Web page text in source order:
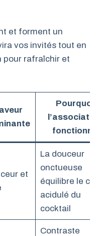
et forment un
vos invités tout en
pour rafraîchir et
Pourquoi
fonctionne
et
La douceur
onctueuse
équilibre le
acidulé du
cocktail
Contraste